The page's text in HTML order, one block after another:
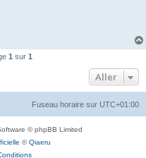
1 sur 1
Aller
Fuseau horaire sur UTC+01:00
© phpBB Limited
©Qiaeru